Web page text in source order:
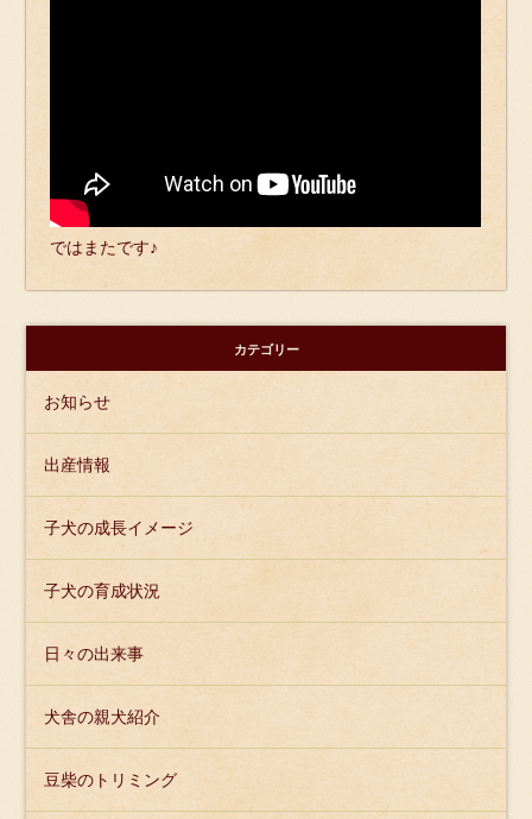
ではまたです♪
カテゴリー
お知らせ
出産情報
子犬の成長イメージ
子犬の育成状況
日々の出来事
犬舎の親犬紹介
豆柴のトリミング